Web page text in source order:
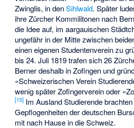
Zwinglis, in denSihlwald. Später
ihre Zürcher Kommilitonen nach
die Idee auf, im aargauischen
ungefähr in der Mitte zwischen
einen eigenen Studentenverein zu
bis 24. Juli 1819 trafen sich 26
Berner deshalb in Zofingen und
«Schweizerischen Verein
wenig später Zofingerverein oder
[15] Im Ausland Studierende
Gepflogenheiten der deutschen
mit nach Hause in die Schweiz.